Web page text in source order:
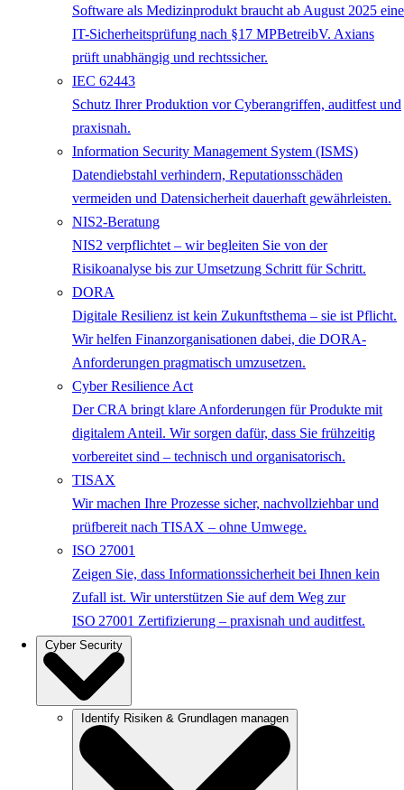
Software als Medizinprodukt braucht ab August 2025 eine
IT-Sicherheitsprüfung nach §17 MPBetreibV. Axians
prüft unabhängig und rechtssicher.
IEC 62443
Schutz Ihrer Produktion vor Cyberangriffen, auditfest und
praxisnah.
Information Security Management System (ISMS)
Datendiebstahl verhindern, Reputationsschäden
vermeiden und Datensicherheit dauerhaft gewährleisten.
NIS2-Beratung
NIS2 verpflichtet – wir begleiten Sie von der
Risikoanalyse bis zur Umsetzung Schritt für Schritt.
DORA
Digitale Resilienz ist kein Zukunftsthema – sie ist Pflicht.
Wir helfen Finanzorganisationen dabei, die DORA-
Anforderungen pragmatisch umzusetzen.
Cyber Resilience Act
Der CRA bringt klare Anforderungen für Produkte mit
digitalem Anteil. Wir sorgen dafür, dass Sie frühzeitig
vorbereitet sind – technisch und organisatorisch.
TISAX
Wir machen Ihre Prozesse sicher, nachvollziehbar und
prüfbereit nach TISAX – ohne Umwege.
ISO 27001
Zeigen Sie, dass Informationssicherheit bei Ihnen kein
Zufall ist. Wir unterstützen Sie auf dem Weg zur
ISO 27001 Zertifizierung – praxisnah und auditfest.
Cyber Security
Identify Risiken & Grundlagen managen